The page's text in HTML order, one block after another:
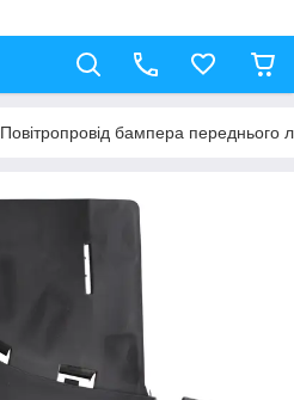
Повітропровід бампера переднього